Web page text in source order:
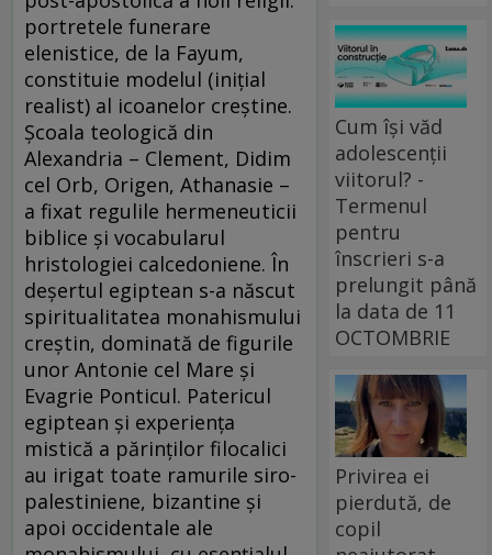
portretele funerare
elenistice, de la Fayum,
constituie modelul (inițial
realist) al icoanelor creștine.
Școala teologică din
Alexandria – Clement, Didim
cel Orb, Origen, Athanasie –
a fixat regulile hermeneuticii
biblice și vocabularul
hristologiei calcedoniene. În
deșertul egiptean s-a născut
spiritualitatea monahismului
creștin, dominată de figurile
unor Antonie cel Mare și
Evagrie Ponticul. Patericul
egiptean și experiența
mistică a părinților filocalici
au irigat toate ramurile siro-
palestiniene, bizantine și
apoi occidentale ale
Cum își văd
adolescenții
viitorul? -
Termenul
pentru
înscrieri s-a
prelungit până
la data de 11
OCTOMBRIE
Privirea ei
pierdută, de
copil